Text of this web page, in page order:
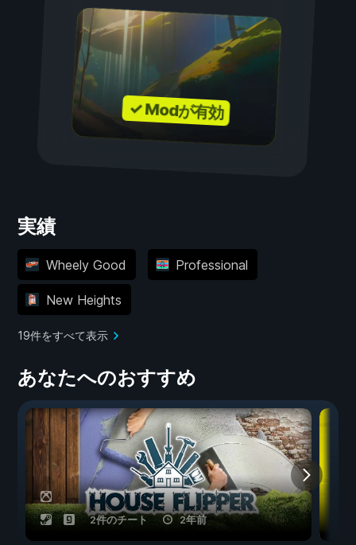
✓ Modが有効
実績
Wheely Good Professional
New Heights
19件をすべて表示
あなたへのおすすめ
2件のチート 2年前